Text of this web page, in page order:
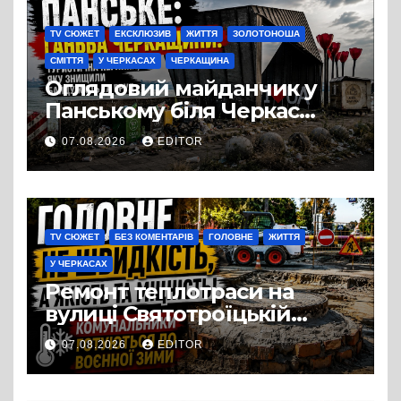
TV СЮЖЕТ ЕКСКЛЮЗИВ ЖИТТЯ ЗОЛОТОНОША
СМІТТЯ У ЧЕРКАСАХ ЧЕРКАЩИНА
Оглядовий майданчик у
Панському біля Черкас
перетворився на занедбане
сміттєзвалище
07.08.2026 EDITOR
TV СЮЖЕТ БЕЗ КОМЕНТАРІВ ГОЛОВНЕ ЖИТТЯ
У ЧЕРКАСАХ
Ремонт теплотраси на
вулиці Святотроїцькій
затягнувся порівняно із
запланованими термінами.
Вулицю досі не відкрили
07.08.2026 EDITOR